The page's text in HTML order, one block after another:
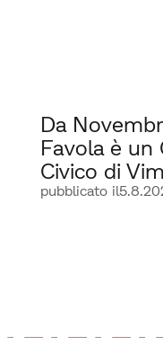
Da
Favola è un
Civico di
pubblicato il